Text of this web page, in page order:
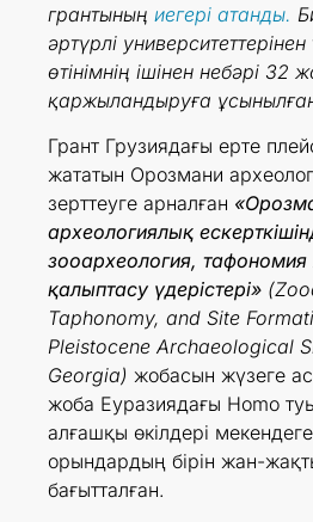
грантының иегері атанды.
әртүрлі университеттерінен
өтінімнің ішінен небәрі 32
қаржыландыруға
Грант Грузиядағы ерте
жататын Орозмани
зерттеуге арналған
археологиялық
зооархеология, тафономия
қалыптасу үдерістері»
Taphonomy, and Site
Pleistocene Archaeological
Georgia) жобасын жүзеге
жоба Еуразиядағы Homo
алғашқы өкілдері
орындардың бірін жан-
бағытталған.